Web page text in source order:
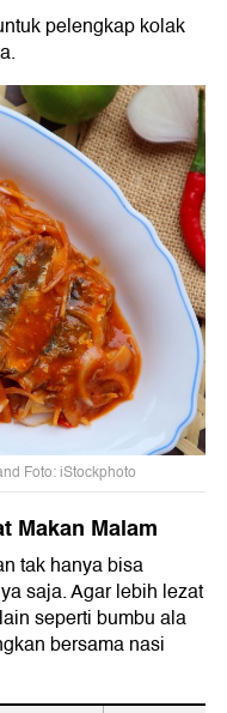
pelengkap kolak
Foto: iStockphoto
Makan Malam
tak hanya bisa
saja. Agar lebih lezat
seperti bumbu ala
bersama nasi